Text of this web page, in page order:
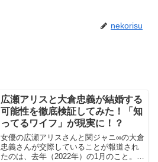
nekorisu
広瀬アリスと大倉忠義が結婚する
可能性を徹底検証してみた！「知
ってるワイフ」が現実に！？
女優の広瀬アリスさんと関ジャニ∞の大倉
忠義さんが交際していることが報道され
たのは、去年（2022年）の1月のこと。そ